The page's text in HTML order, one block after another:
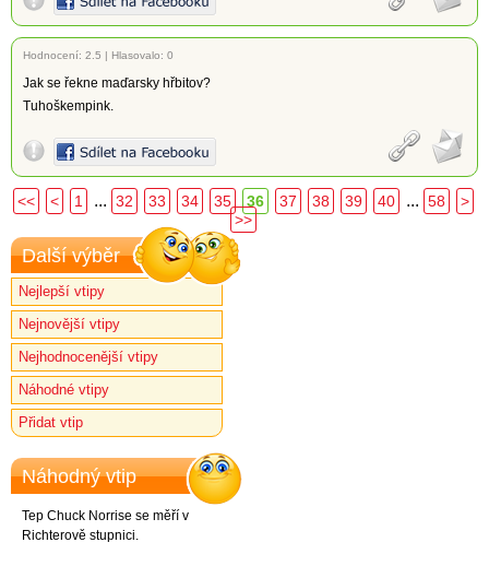
Hodnocení: 2.5 | Hlasovalo: 0
Jak se řekne maďarsky hřbitov?
Tuhoškempink.
<< < 1 ... 32 33 34 35 36 37 38 39 40 ... 58
>
>>
Další výběr
Nejlepší vtipy
Nejnovější vtipy
Nejhodnocenější vtipy
Náhodné vtipy
Přidat vtip
Náhodný vtip
Tep Chuck Norrise se měří v
Richterově stupnici.